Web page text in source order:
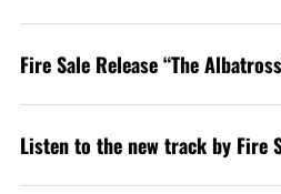
Fire Sale Release “The
Listen to the new track by Fire